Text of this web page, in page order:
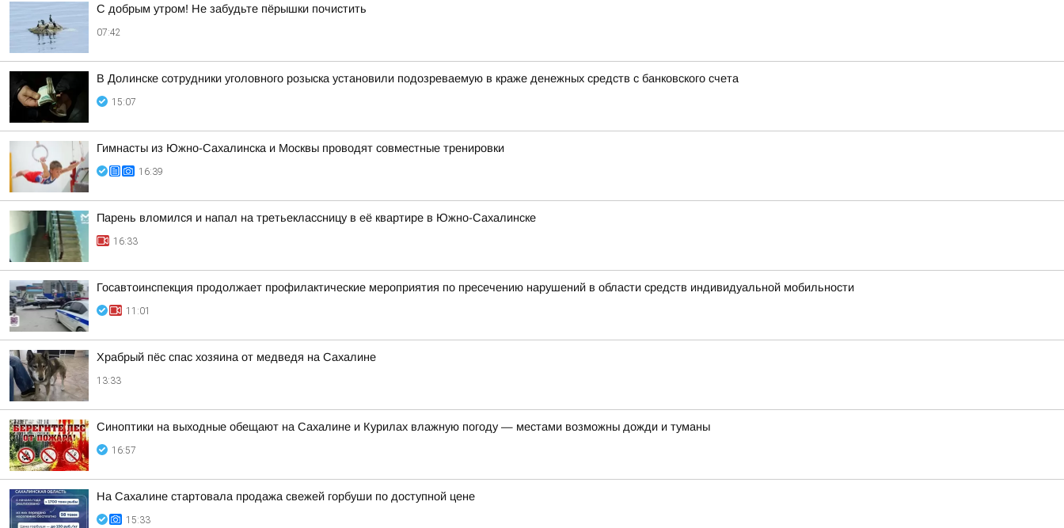
С добрым утром! Не забудьте пёрышки почистить
07:42
В Долинске сотрудники уголовного розыска установили подозреваемую в краже денежных средств с банковского счета
15:07
Гимнасты из Южно-Сахалинска и Москвы проводят совместные тренировки
16:39
Парень вломился и напал на третьеклассницу в её квартире в Южно-Сахалинске
16:33
Госавтоинспекция продолжает профилактические мероприятия по пресечению нарушений в области средств индивидуальной мобильности
11:01
Храбрый пёс спас хозяина от медведя на Сахалине
13:33
Синоптики на выходные обещают на Сахалине и Курилах влажную погоду — местами возможны дожди и туманы
16:57
На Сахалине стартовала продажа свежей горбуши по доступной цене
15:33